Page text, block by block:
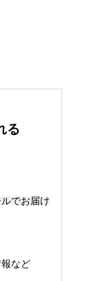
る
でお届け
報など